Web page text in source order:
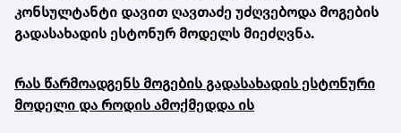
კონსულტანტი დავით ღავთაძე უძღვებოდა მოგების
გადასახადის ესტონურ მოდელს მიეძღვნა.
რას წარმოადგენს მოგების გადასახადის ესტონური
მოდელი და როდის ამოქმედდა ის